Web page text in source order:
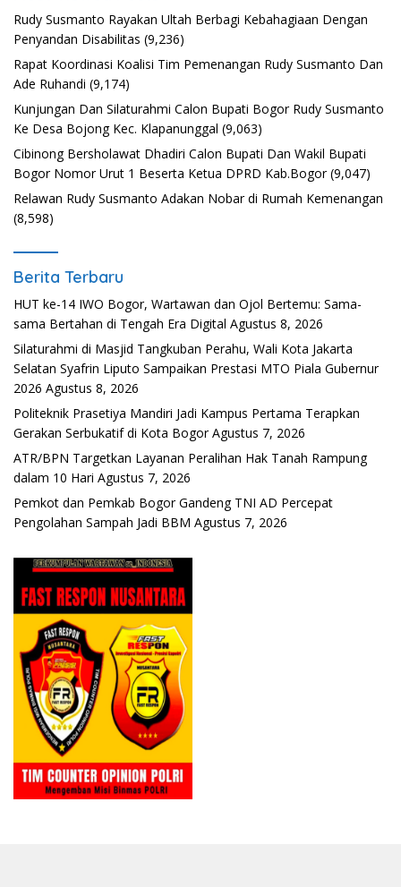
Rudy Susmanto Rayakan Ultah Berbagi Kebahagiaan Dengan
Penyandan Disabilitas (9,236)
Rapat Koordinasi Koalisi Tim Pemenangan Rudy Susmanto Dan
Ade Ruhandi (9,174)
Kunjungan Dan Silaturahmi Calon Bupati Bogor Rudy Susmanto
Ke Desa Bojong Kec. Klapanunggal (9,063)
Cibinong Bersholawat Dhadiri Calon Bupati Dan Wakil Bupati
Bogor Nomor Urut 1 Beserta Ketua DPRD Kab.Bogor (9,047)
Relawan Rudy Susmanto Adakan Nobar di Rumah Kemenangan
(8,598)
Berita Terbaru
HUT ke-14 IWO Bogor, Wartawan dan Ojol Bertemu: Sama-
sama Bertahan di Tengah Era Digital Agustus 8, 2026
Silaturahmi di Masjid Tangkuban Perahu, Wali Kota Jakarta
Selatan Syafrin Liputo Sampaikan Prestasi MTO Piala Gubernur
2026 Agustus 8, 2026
Politeknik Prasetiya Mandiri Jadi Kampus Pertama Terapkan
Gerakan Serbukatif di Kota Bogor Agustus 7, 2026
ATR/BPN Targetkan Layanan Peralihan Hak Tanah Rampung
dalam 10 Hari Agustus 7, 2026
Pemkot dan Pemkab Bogor Gandeng TNI AD Percepat
Pengolahan Sampah Jadi BBM Agustus 7, 2026